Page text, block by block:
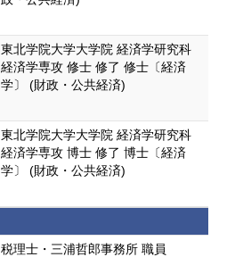
東北学院大学大学院 経済学研究科
経済学専攻 修士 修了 修士〔経済
学〕 (財政・公共経済)
東北学院大学大学院 経済学研究科
経済学専攻 博士 修了 博士〔経済
学〕 (財政・公共経済)
税理士・三浦哲郎事務所 職員